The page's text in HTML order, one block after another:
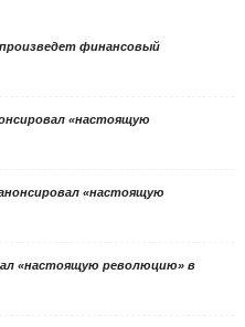
финансовый
«настоящую
«настоящую
«настоящую революцию» в